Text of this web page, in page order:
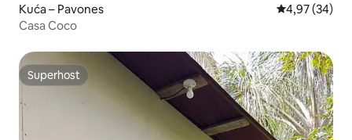
Kuća – Pavones Prosječna
4,97 (34)
Casa Coco
Superhost
Superhost